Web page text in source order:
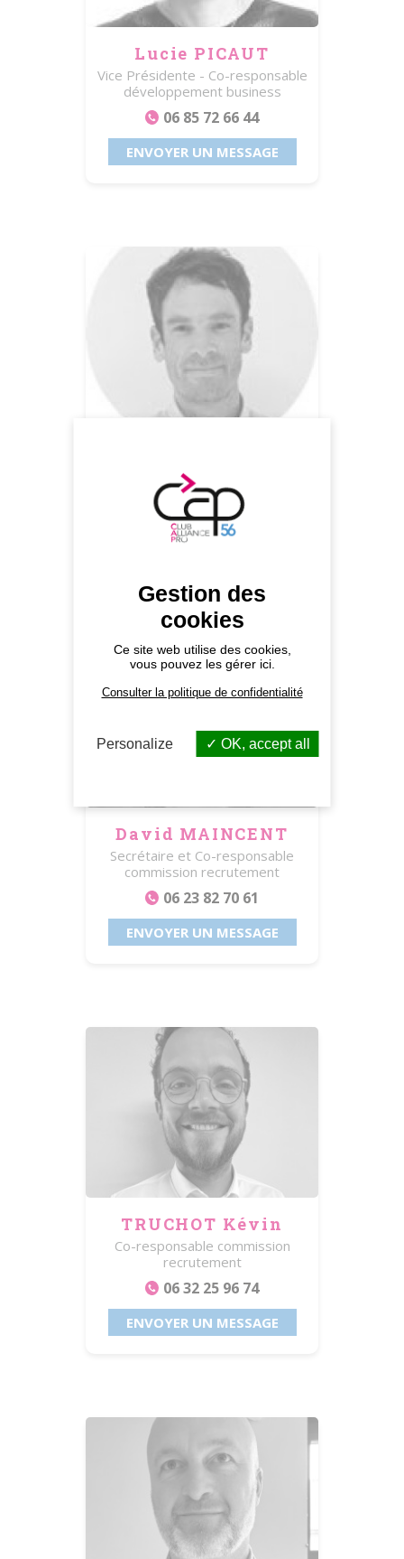
Lucie PICAUT
Vice Présidente - Co-responsable
développement business
06 85 72 66 44
ENVOYER UN MESSAGE
06 73 74 65 28
ENVOYER UN MESSAGE
David MAINCENT
Secrétaire et Co-responsable
commission recrutement
06 23 82 70 61
ENVOYER UN MESSAGE
TRUCHOT Kévin
Co-responsable commission
recrutement
06 32 25 96 74
ENVOYER UN MESSAGE
Gestion des
cookies
Ce site web utilise des cookies,
vous pouvez les gérer ici.
Consulter la politique de confidentialité
Personalize OK, accept all